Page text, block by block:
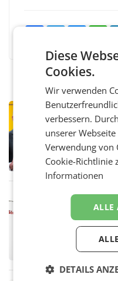
ersten
WIEN
ersten
einem
Frühjahr
wieder
Diese
Cookies.
Wir verwenden
verbessern.
unserer
Verwendung von
Cookie-Richtlinie
Informationen
ALLE
DETAILS